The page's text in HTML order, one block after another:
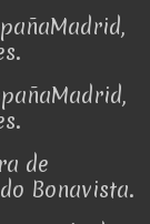
de
Bonavista.